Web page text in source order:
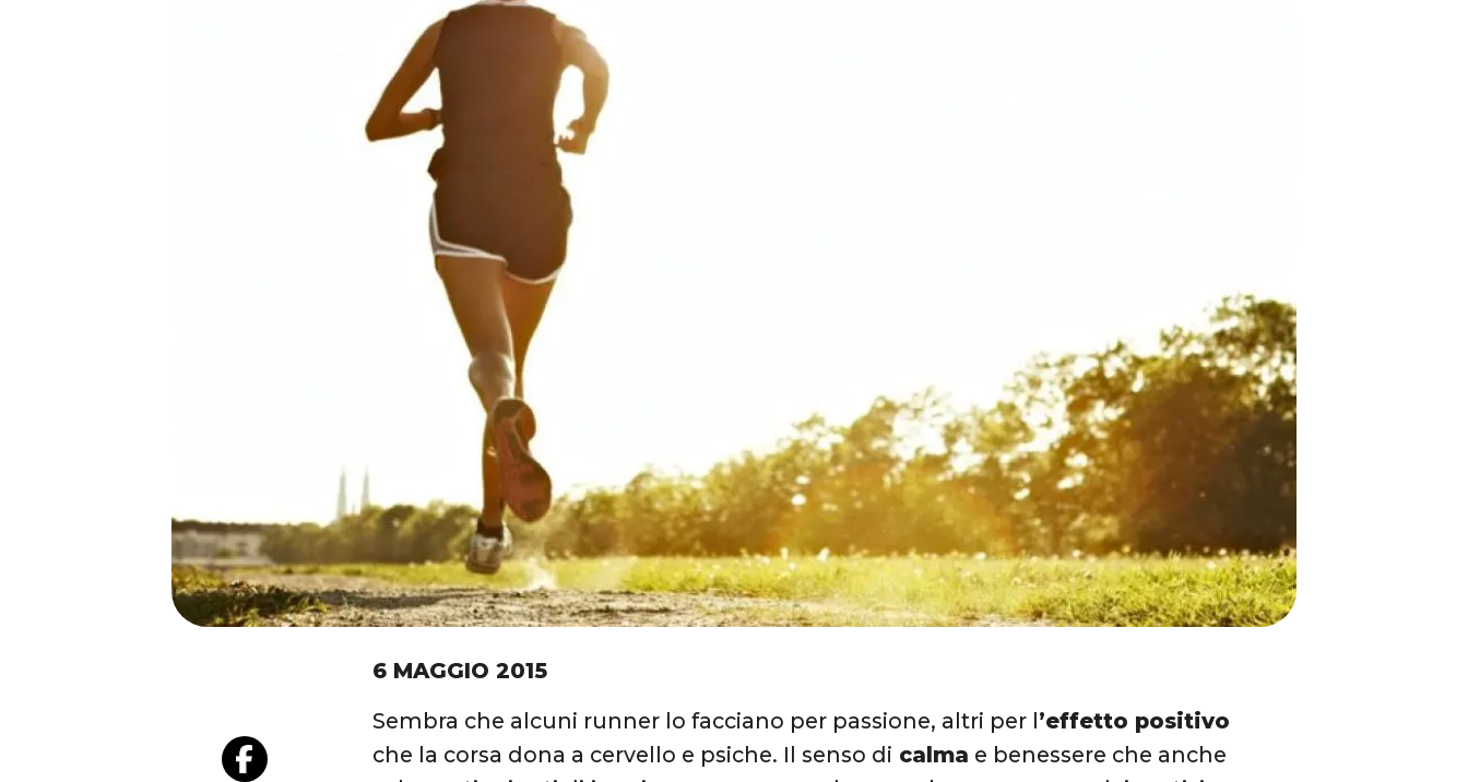
6 MAGGIO 2015
Sembra che alcuni runner lo facciano per passione, altri per l’effetto positivo
che la corsa dona a cervello e psiche. Il senso di calma e benessere che anche